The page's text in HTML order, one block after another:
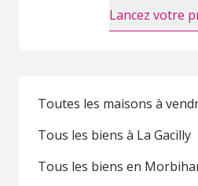
Lancez votre
Toutes les maisons à
Tous les biens à La Gacilly
Tous les biens en